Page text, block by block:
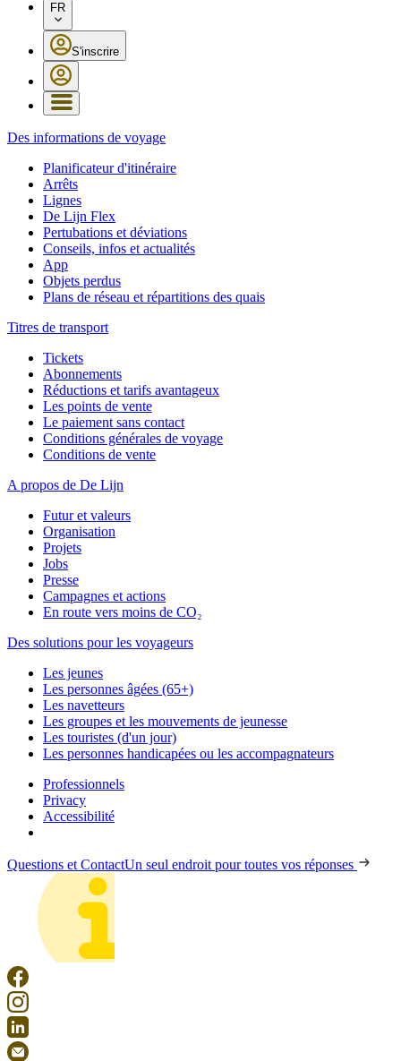
FR
S'inscrire
Des informations de voyage
Planificateur d'itinéraire
Arrêts
Lignes
De Lijn Flex
Pertubations et déviations
Conseils, infos et actualités
App
Objets perdus
Plans de réseau et répartitions des quais
Titres de transport
Tickets
Abonnements
Réductions et tarifs avantageux
Les points de vente
Le paiement sans contact
Conditions générales de voyage
Conditions de vente
A propos de De Lijn
Futur et valeurs
Organisation
Projets
Jobs
Presse
Campagnes et actions
En route vers moins de CO₂
Des solutions pour les voyageurs
Les jeunes
Les personnes âgées (65+)
Les navetteurs
Les groupes et les mouvements de jeunesse
Les touristes (d'un jour)
Les personnes handicapées ou les accompagnateurs
Professionnels
Privacy
Accessibilité
Questions et ContactUn seul endroit pour toutes vos réponses